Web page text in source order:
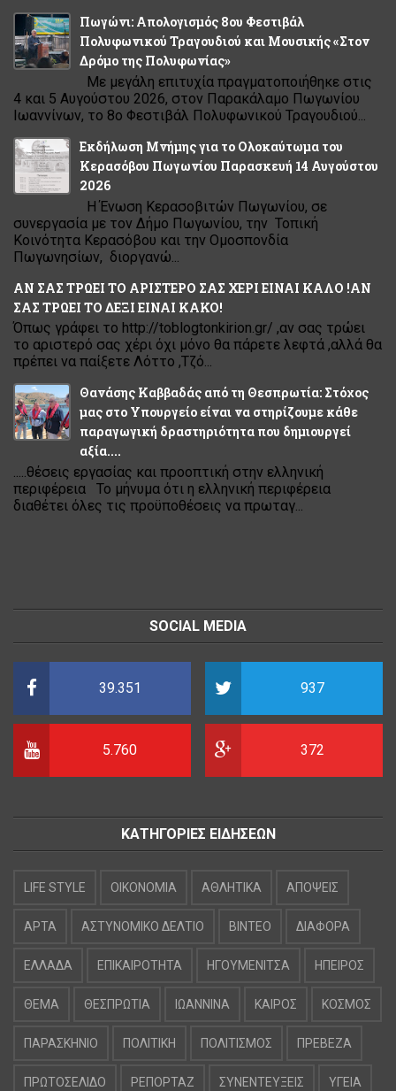
Πωγώνι: Απολογισμός 8ου Φεστιβάλ
Πολυφωνικού Τραγουδιού και Μουσικής «Στον
Δρόμο της Πολυφωνίας»
Με μεγάλη επιτυχία πραγματοποιήθηκε στις
4 και 5 Αυγούστου 2026, στον Παρακάλαμο Πωγωνίου
Ιωαννίνων, το 8ο Φεστιβάλ Πολυφωνικού Τραγουδιού...
Εκδήλωση Μνήμης για το Ολοκαύτωμα του
Κερασόβου Πωγωνίου Παρασκευή 14 Αυγούστου
2026
Η Ένωση Κερασοβιτών Πωγωνίου, σε
συνεργασία με τον Δήμο Πωγωνίου, την Τοπική
Κοινότητα Κερασόβου και την Ομοσπονδία
Πωγωνησίων, διοργανώ...
ΑΝ ΣΑΣ ΤΡΩΕΙ ΤΟ ΑΡΙΣΤΕΡΟ ΣΑΣ ΧΕΡΙ ΕΙΝΑΙ ΚΑΛΟ !ΑΝ
ΣΑΣ ΤΡΩΕΙ ΤΟ ΔΕΞΙ ΕΙΝΑΙ ΚΑΚΟ!
Όπως γράφει το http://toblogtonkirion.gr/ ,αν σας τρώει
το αριστερό σας χέρι όχι μόνο θα πάρετε λεφτά ,αλλά θα
πρέπει να παίξετε Λόττο ,Τζό...
Θανάσης Καββαδάς από τη Θεσπρωτία: Στόχος
μας στο Υπουργείο είναι να στηρίζουμε κάθε
παραγωγική δραστηριότητα που δημιουργεί
αξία....
.....θέσεις εργασίας και προοπτική στην ελληνική
περιφέρεια Το μήνυμα ότι η ελληνική περιφέρεια
διαθέτει όλες τις προϋποθέσεις να πρωταγ...
SOCIAL MEDIA
39.351 937
5.760 372
ΚΑΤΗΓΟΡΙΕΣ ΕΙΔΗΣΕΩΝ
LIFE STYLE OIKONOMIA ΑΘΛΗΤΙΚΑ ΑΠΟΨΕΙΣ
ΑΡΤΑ ΑΣΤΥΝΟΜΙΚΟ ΔΕΛΤΙΟ ΒΙΝΤΕΟ ΔΙΑΦΟΡΑ
ΕΛΛΑΔΑ ΕΠΙΚΑΙΡΟΤΗΤΑ ΗΓΟΥΜΕΝΙΤΣΑ ΗΠΕΙΡΟΣ
ΘΕΜΑ ΘΕΣΠΡΩΤΙΑ ΙΩΑΝΝΙΝΑ ΚΑΙΡΟΣ ΚΟΣΜΟΣ
ΠΑΡΑΣΚΗΝΙΟ ΠΟΛΙΤΙΚΗ ΠΟΛΙΤΙΣΜΟΣ ΠΡΕΒΕΖΑ
ΠΡΩΤΟΣΕΛΙΔΟ ΡΕΠΟΡΤΑΖ ΣΥΝΕΝΤΕΥΞΕΙΣ ΥΓΕΙΑ